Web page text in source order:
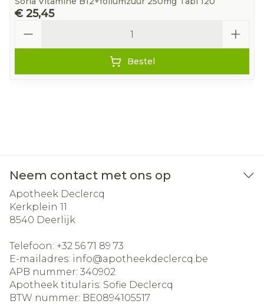
€ 25,45
Bestel
Neem contact met ons op
Apotheek Declercq
Kerkplein 11
8540 Deerlijk
Telefoon: +32 56 71 89 73
E-mailadres: info@apotheekdeclercq.be
APB nummer: 340902
Apotheek titularis: Sofie Declercq
BTW nummer: BE0894105517